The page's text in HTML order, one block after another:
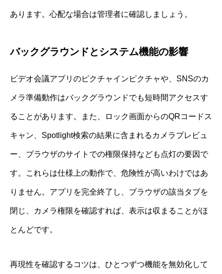
あります。心配な場合は管理者に確認しましょう。
バックグラウンドとシステム機能の影響
ビデオ会議アプリのピクチャインピクチャや、SNSのカ
メラ準備動作はバックグラウンドでも短時間アクセスす
ることがあります。また、ロック画面からのQRコードス
キャン、Spotlight検索の結果に含まれるカメラプレビュ
ー、ブラウザのサイトでの権限保持なども点灯の要因で
す。これらは仕様上の動作で、危険性が高いわけではあ
りません。アプリを完全終了し、ブラウザの該当タブを
閉じ、カメラ権限を確認すれば、表示は収まることがほ
とんどです。
再現性を確認するコツは、ひとつずつ機能を無効化して